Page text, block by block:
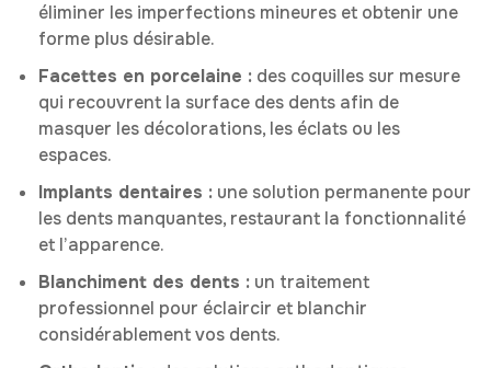
éliminer les imperfections mineures et obtenir une
forme plus désirable.
Facettes en porcelaine : des coquilles sur mesure
qui recouvrent la surface des dents afin de
masquer les décolorations, les éclats ou les
espaces.
Implants dentaires : une solution permanente pour
les dents manquantes, restaurant la fonctionnalité
et l’apparence.
Blanchiment des dents : un traitement
professionnel pour éclaircir et blanchir
considérablement vos dents.